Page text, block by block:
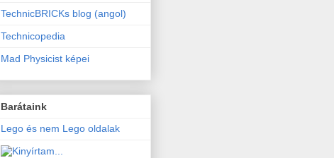
TechnicBRICKs blog (angol)
Technicopedia
Mad Physicist képei
Barátaink
Lego és nem Lego oldalak